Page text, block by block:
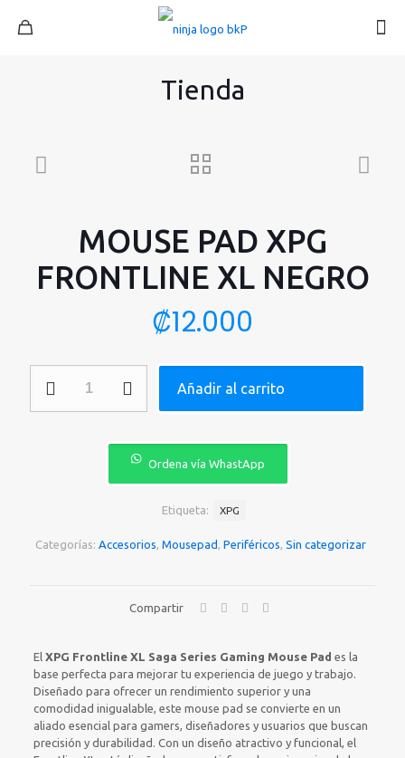
Tienda
MOUSE PAD XPG
FRONTLINE XL NEGRO
₡12.000
Añadir al carrito
Ordena vía WhastApp
Categorías: Accesorios, Mousepad , Periféricos, Sin categorizar
Etiqueta: XPG
Compartir
El XPG Frontline XL Saga Series Gaming Mouse Pad es la
base perfecta para mejorar tu experiencia de juego y trabajo.
Diseñado para ofrecer un rendimiento superior y una
comodidad inigualable, este mouse pad se convierte en un
aliado esencial para gamers, diseñadores y usuarios que buscan
precisión y durabilidad. Con un diseño atractivo y funcional, el